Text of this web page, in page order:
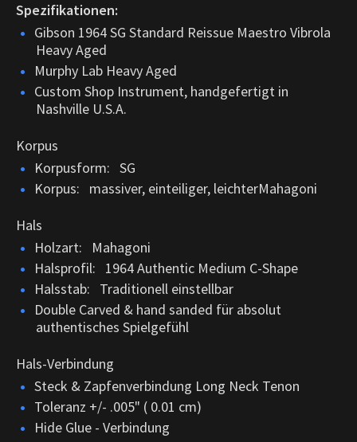
Spezifikationen:
Gibson 1964 SG Standard Reissue Maestro Vibrola
Heavy Aged
Murphy Lab Heavy Aged
Custom Shop Instrument, handgefertigt in
Nashville U.S.A.
Korpus
Korpusform: SG
Korpus: massiver, einteiliger, leichterMahagoni
Hals
Holzart: Mahagoni
Halsprofil: 1964 Authentic Medium C-Shape
Halsstab: Traditionell einstellbar
Double Carved & hand sanded für absolut
authentisches Spielgefühl
Hals-Verbindung
Steck & Zapfenverbindung Long Neck Tenon
Toleranz +/- .005" ( 0.01 cm)
Hide Glue - Verbindung